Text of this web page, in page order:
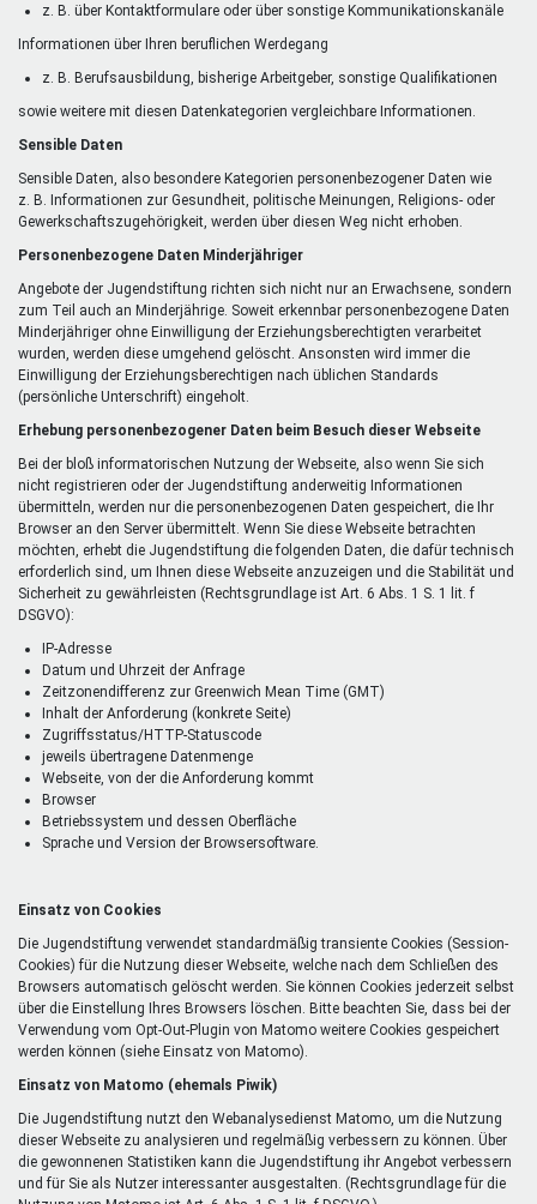
z. B. über Kontaktformulare oder über sonstige Kommunikationskanäle
Informationen über Ihren beruflichen Werdegang
z. B. Berufsausbildung, bisherige Arbeitgeber, sonstige Qualifikationen
sowie weitere mit diesen Datenkategorien vergleichbare Informationen.
Sensible Daten
Sensible Daten, also besondere Kategorien personenbezogener Daten wie
z. B. Informationen zur Gesundheit, politische Meinungen, Religions- oder
Gewerkschaftszugehörigkeit, werden über diesen Weg nicht erhoben.
Personenbezogene Daten Minderjähriger
Angebote der Jugendstiftung richten sich nicht nur an Erwachsene, sondern
zum Teil auch an Minderjährige. Soweit erkennbar personenbezogene Daten
Minderjähriger ohne Einwilligung der Erziehungsberechtigten verarbeitet
wurden, werden diese umgehend gelöscht. Ansonsten wird immer die
Einwilligung der Erziehungsberechtigen nach üblichen Standards
(persönliche Unterschrift) eingeholt.
Erhebung personenbezogener Daten beim Besuch dieser Webseite
Bei der bloß informatorischen Nutzung der Webseite, also wenn Sie sich
nicht registrieren oder der Jugendstiftung anderweitig Informationen
übermitteln, werden nur die personenbezogenen Daten gespeichert, die Ihr
Browser an den Server übermittelt. Wenn Sie diese Webseite betrachten
möchten, erhebt die Jugendstiftung die folgenden Daten, die dafür technisch
erforderlich sind, um Ihnen diese Webseite anzuzeigen und die Stabilität und
Sicherheit zu gewährleisten (Rechtsgrundlage ist Art. 6 Abs. 1 S. 1 lit. f
DSGVO):
IP-Adresse
Datum und Uhrzeit der Anfrage
Zeitzonendifferenz zur Greenwich Mean Time (GMT)
Inhalt der Anforderung (konkrete Seite)
Zugriffsstatus/HTTP-Statuscode
jeweils übertragene Datenmenge
Webseite, von der die Anforderung kommt
Browser
Betriebssystem und dessen Oberfläche
Sprache und Version der Browsersoftware.
Einsatz von Cookies
Die Jugendstiftung verwendet standardmäßig transiente Cookies (Session-
Cookies) für die Nutzung dieser Webseite, welche nach dem Schließen des
Browsers automatisch gelöscht werden. Sie können Cookies jederzeit selbst
über die Einstellung Ihres Browsers löschen. Bitte beachten Sie, dass bei der
Verwendung vom Opt-Out-Plugin von Matomo weitere Cookies gespeichert
werden können (siehe Einsatz von Matomo).
Einsatz von Matomo (ehemals Piwik)
Die Jugendstiftung nutzt den Webanalysedienst Matomo, um die Nutzung
dieser Webseite zu analysieren und regelmäßig verbessern zu können. Über
die gewonnenen Statistiken kann die Jugendstiftung ihr Angebot verbessern
und für Sie als Nutzer interessanter ausgestalten. (Rechtsgrundlage für die